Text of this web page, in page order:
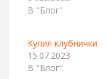
В "Блог"
Купил клубнички
15.07.2023
В "Блог"